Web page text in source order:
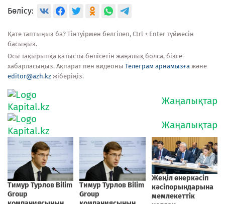
Бөлісу:
Қате таптыңыз ба? Тінтуірмен белгілеп, Ctrl + Enter түймесін
басыңыз.
Осы тақырыпқа қатысты бөлісетін жаңалық болса, бізге
хабарласыңыз. Ақпарат пен видеоны Телеграм арнамызға және
editor@azh.kz жіберіңіз.